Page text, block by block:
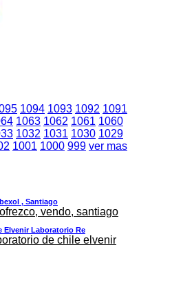
1094 1093 1092 1091
1063 1062 1061 1060
1032 1031 1030 1029
1001 1000 999 ver mas
, Santiago
vendo, santiago
Elvenir Laboratorio Re
de chile elvenir